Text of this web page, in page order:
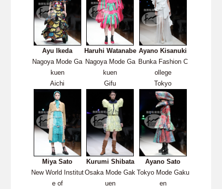
Ayu Ikeda
Nagoya Mode Ga
kuen
Aichi
Haruhi Watanabe
Nagoya Mode Ga
kuen
Gifu
Ayano Kisanuki
Bunka Fashion C
ollege
Tokyo
Miya Sato
New World Institut
e of
Kurumi Shibata
Osaka Mode Gak
uen
Ayano Sato
Tokyo Mode Gaku
en